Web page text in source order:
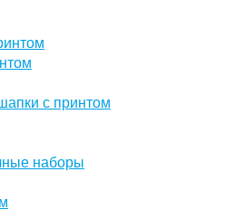
с принтом
наборы